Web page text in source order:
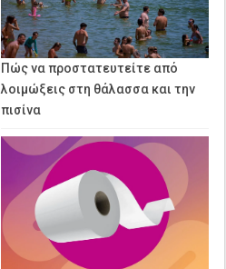
Πώς να προστατευτείτε από
λοιμώξεις στη θάλασσα και την
πισίνα